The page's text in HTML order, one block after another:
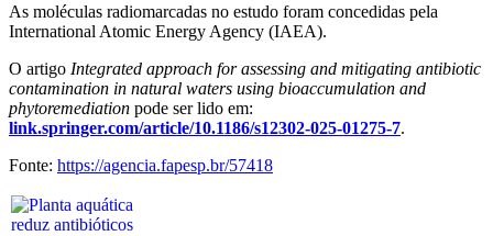
As moléculas radiomarcadas no estudo foram concedidas pela
International Atomic Energy Agency (IAEA).
O artigo Integrated approach for assessing and mitigating antibiotic
contamination in natural waters using bioaccumulation and
phytoremediation pode ser lido em:
link.springer.com/article/10.1186/s12302-025-01275-7.
Fonte: https://agencia.fapesp.br/57418